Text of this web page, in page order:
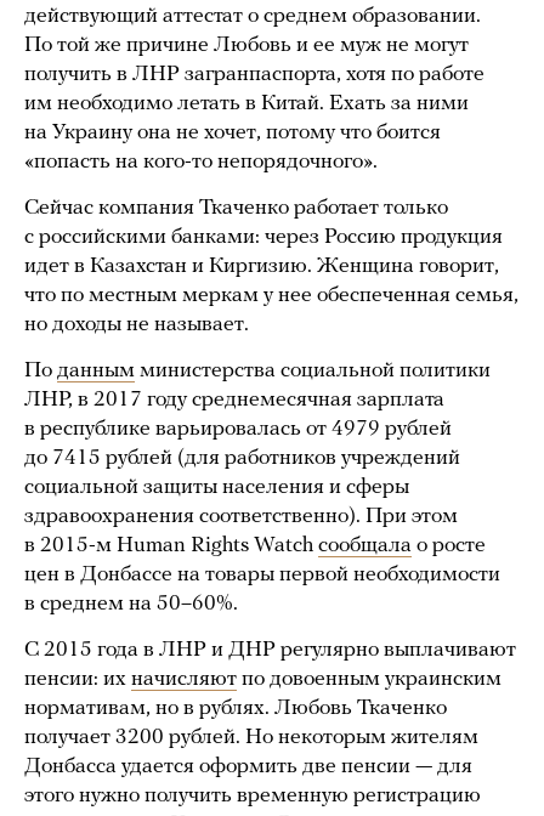
действующий аттестат о среднем образовании.
По той же причине Любовь и ее муж не могут
получить в ЛНР загранпаспорта, хотя по работе
им необходимо летать в Китай. Ехать за ними
на Украину она не хочет, потому что боится
«попасть на кого-то непорядочного».
Сейчас компания Ткаченко работает только
с российскими банками: через Россию продукция
идет в Казахстан и Киргизию. Женщина говорит,
что по местным меркам у нее обеспеченная семья,
но доходы не называет.
По данным министерства социальной политики
ЛНР, в 2017 году среднемесячная зарплата
в республике варьировалась от 4979 рублей
до 7415 рублей (для работников учреждений
социальной защиты населения и сферы
здравоохранения соответственно). При этом
в 2015-м Human Rights Watch сообщала о росте
цен в Донбассе на товары первой необходимости
в среднем на 50–60%.
С 2015 года в ЛНР и ДНР регулярно выплачивают
пенсии: их начисляют по довоенным украинским
нормативам, но в рублях. Любовь Ткаченко
получает 3200 рублей. Но некоторым жителям
Донбасса удается оформить две пенсии — для
этого нужно получить временную регистрацию